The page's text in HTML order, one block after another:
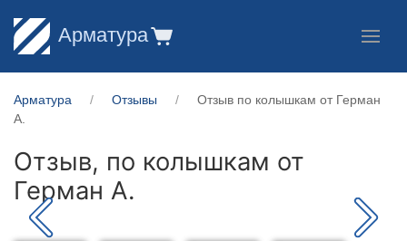
Арматура
Арматура Отзывы
Отзыв по колышкам от Герман
А.
Отзыв, по колышкам от
Герман А.